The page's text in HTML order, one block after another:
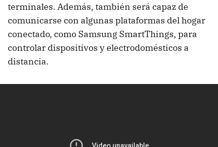
terminales. Además, también será capaz de
comunicarse con algunas plataformas del hogar
conectado, como Samsung SmartThings, para
controlar dispositivos y electrodomésticos a
distancia.